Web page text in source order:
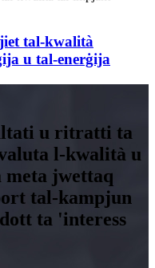
tal-kwalità
u tal-enerġija
u ritratti ta
l-kwalità u
jwettaq
tal-kampjun
ta 'interess